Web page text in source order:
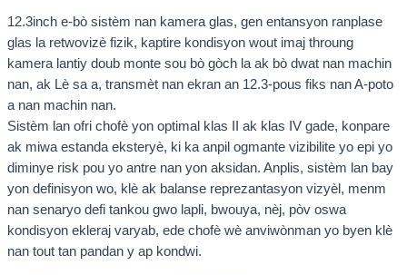
12.3inch e-bò sistèm nan kamera glas, gen entansyon ranplase
glas la retwovizè fizik, kaptire kondisyon wout imaj throung
kamera lantiy doub monte sou bò gòch la ak bò dwat nan machin
nan, ak Lè sa a, transmèt nan ekran an 12.3-pous fiks nan A-poto
a nan machin nan.
Sistèm lan ofri chofè yon optimal klas II ak klas IV gade, konpare
ak miwa estanda eksteryè, ki ka anpil ogmante vizibilite yo epi yo
diminye risk pou yo antre nan yon aksidan. Anplis, sistèm lan bay
yon definisyon wo, klè ak balanse reprezantasyon vizyèl, menm
nan senaryo defi tankou gwo lapli, bwouya, nèj, pòv oswa
kondisyon ekleraj varyab, ede chofè wè anviwònman yo byen klè
nan tout tan pandan y ap kondwi.